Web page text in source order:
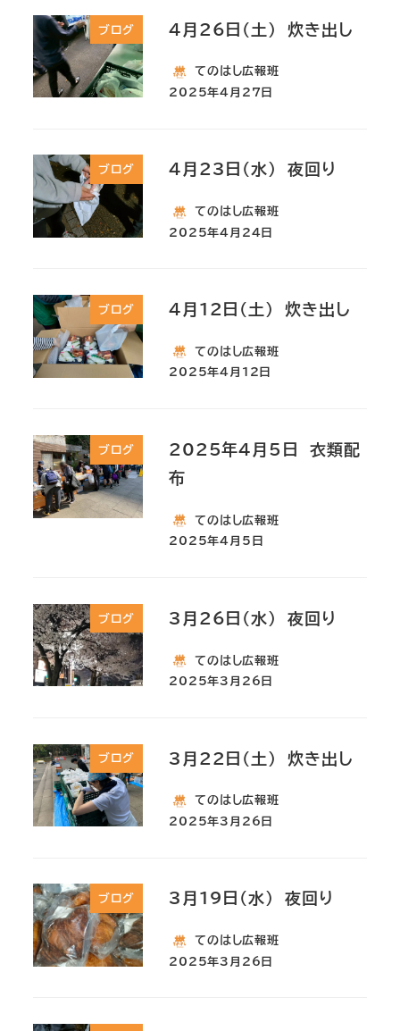
ブログ 4月26日(土) 炊き出し
てのはし広報班
2025年4月27日
ブログ ４月23日(水) 夜回り
てのはし広報班
2025年4月24日
ブログ 4月12日(土) 炊き出し
てのはし広報班
2025年4月12日
ブログ
2025年4月5日 衣類配
布
てのはし広報班
2025年4月5日
ブログ 3月26日(水) 夜回り
てのはし広報班
2025年3月26日
ブログ 3月22日(土) 炊き出し
てのはし広報班
2025年3月26日
ブログ 3月19日(水) 夜回り
てのはし広報班
2025年3月26日